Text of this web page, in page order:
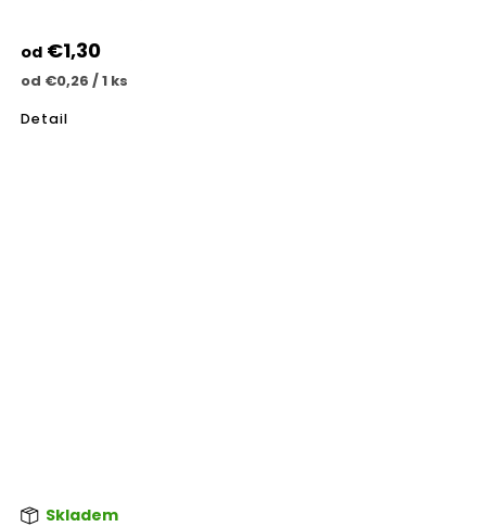
od €1,30
Jednotková
od €0,26 / 1 ks
Detail
Skladem